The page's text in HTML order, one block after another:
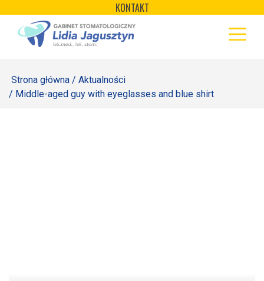
content
KONTAKT ×
STRONA GŁÓWNA
REJESTRACJA
Strona główna / Aktualności
/ Middle-aged guy with eyeglasses and blue shirt